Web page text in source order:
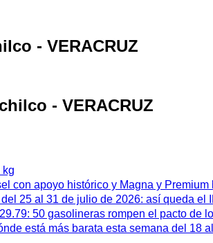
- VERACRUZ
- VERACRUZ
kg
con apoyo histórico y Magna y Premium
25 al 31 de julio de 2026: así queda el
50 gasolineras rompen el pacto de
está más barata esta semana del 18